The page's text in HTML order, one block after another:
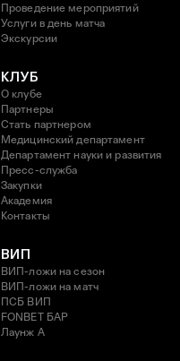
Проведение мероприятий
Услуги в день матча
Экскурсии
КЛУБ
О клубе
Партнеры
Стать партнером
Медицинский департамент
Департамент науки и развития
Пресс-служба
Закупки
Академия
Контакты
ВИП
ВИП-ложи на сезон
ВИП-ложи на матч
ПСБ ВИП
FONBET БАР
Лаунж A